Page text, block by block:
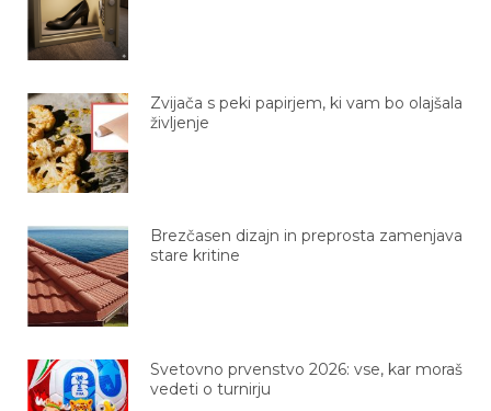
Zvijača s peki papirjem, ki vam bo olajšala
življenje
Brezčasen dizajn in preprosta zamenjava
stare kritine
Svetovno prvenstvo 2026: vse, kar moraš
vedeti o turnirju